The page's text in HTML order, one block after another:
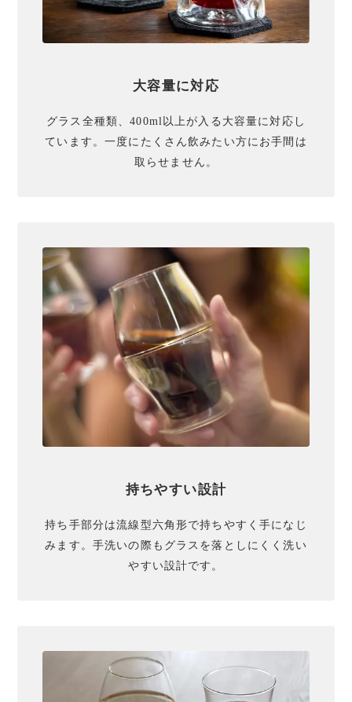
AVENSI ARCTIC
大容量に対応
グラス全種類、400ml以上が入る大容量に対応し
ています。​一度にたくさん飲みたい方にお手間は
取らせません。
持ちやすい設計
持ち手部分は流線型六角形で持ちやすく手になじ
みます。​手洗いの際もグラスを落としにくく洗い
やすい設計です。